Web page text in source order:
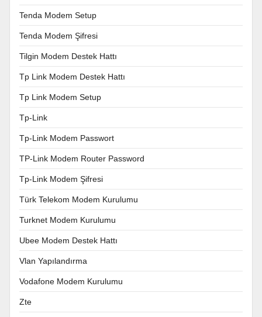
Tenda Modem Setup
Tenda Modem Şifresi
Tilgin Modem Destek Hattı
Tp Link Modem Destek Hattı
Tp Link Modem Setup
Tp-Link
Tp-Link Modem Passwort
TP-Link Modem Router Password
Tp-Link Modem Şifresi
Türk Telekom Modem Kurulumu
Turknet Modem Kurulumu
Ubee Modem Destek Hattı
Vlan Yapılandırma
Vodafone Modem Kurulumu
Zte